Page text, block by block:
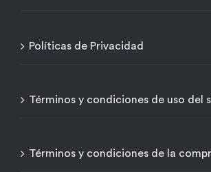
Políticas de Privacidad
Términos y condiciones de uso del
Términos y condiciones de la